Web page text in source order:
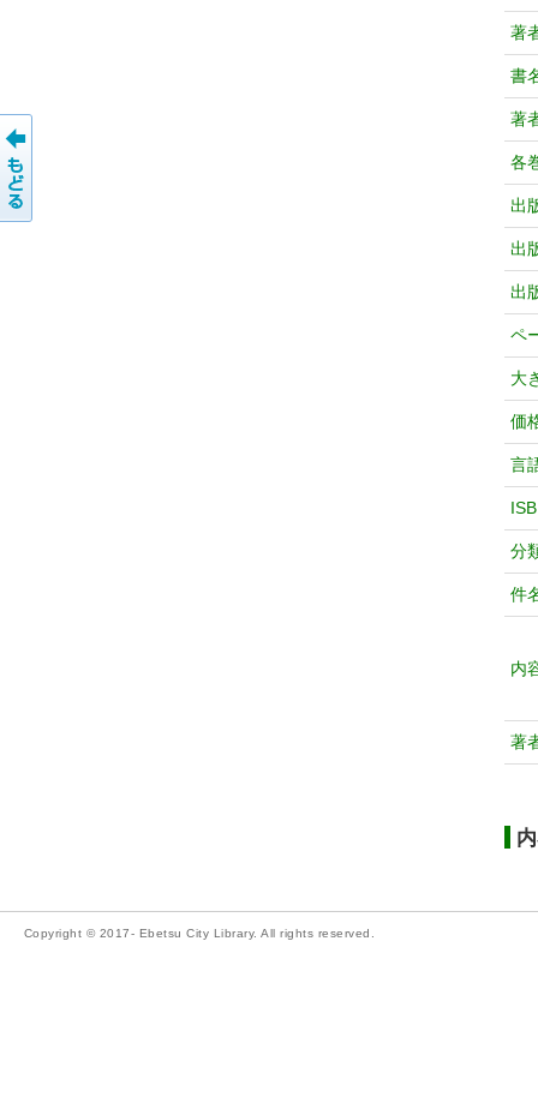
著
書
著
各
出
出
出
ペ
大
価
言
分
件
内
著
Copyright © 2017- Ebetsu City Library. All rights reserved.